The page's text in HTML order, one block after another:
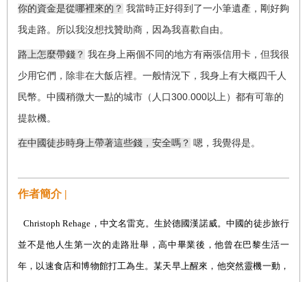
你的資金是從哪裡來的？ 我當時正好得到了一小筆遺產，剛好夠
我走路。所以我沒想找贊助商，因為我喜歡自由。
路上怎麼帶錢？ 我在身上兩個不同的地方有兩張信用卡，但我很
少用它們，除非在大飯店裡。一般情況下，我身上有大概四千人
民幣。中國稍微大一點的城市（人口300.000以上）都有可靠的
提款機。
在中國徒步時身上帶著這些錢，安全嗎？ 嗯，我覺得是。
作者簡介 |
Christoph Rehage ， 中文名雷克。生於德國漢諾威。中國的徒步旅行
並不是他人生第一次的走路壯舉，高中畢業後，他曾在巴黎生活一
年，以速食店和博物館打工為生。某天早上醒來，他突然靈機一動，